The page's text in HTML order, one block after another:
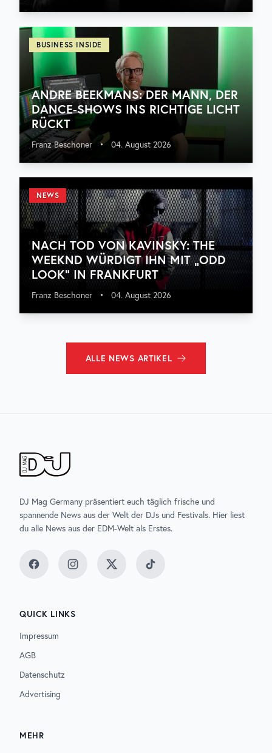
BUSINESS INSIDE
ANDRE BEEKMANS: DER MANN, DER
DANCE-SHOWS INS RICHTIGE LICHT
RÜCKT
Franz Beschoner • 04. August 2026
NEWS
NACH TOD VON KAVINSKY: THE
WEEKND WÜRDIGT IHN MIT „ODD
LOOK“ IN FRANKFURT
Franz Beschoner • 04. August 2026
ALLE NEWS ARTIKEL
DJ Mag Germany präsentiert euch täglich frische und
spannende News aus der Welt der DJs und Festivals. Hier liest
du alle News aus der EDM-Welt als Erstes.
FacebookInstagramTwitter TikTok
QUICK LINKS
Impressum
AGB
Datenschutz
Advertising
MEHR